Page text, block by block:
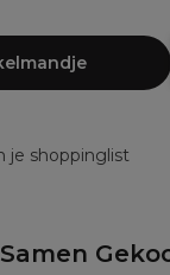
je shoppinglist